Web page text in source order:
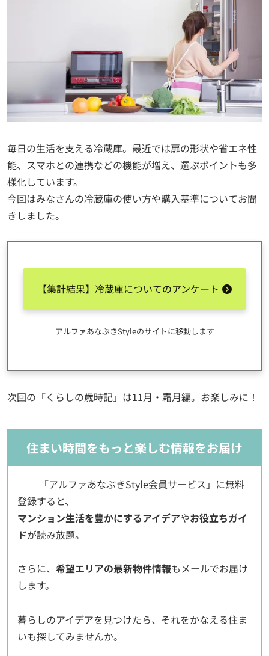
毎日の生活を支える冷蔵庫。最近では扉の形状や省エネ性
能、スマホとの連携などの機能が増え、選ぶポイントも多
様化しています。
今回はみなさんの冷蔵庫の使い方や購入基準についてお聞
きしました。
【集計結果】冷蔵庫についてのアンケート
アルファあなぶきStyleのサイトに移動します
次回の「くらしの歳時記」は11月・霜月編。お楽しみに！
住まい時間をもっと楽しむ情報をお届け
「アルファあなぶきStyle会員サービス」に無料
登録すると、
マンション生活を豊かにするアイデアやお役立ちガイ
ドが読み放題。
さらに、 希望エリアの最新物件情報もメールでお届け
します。
暮らしのアイデアを見つけたら、それをかなえる住ま
いも探してみませんか。